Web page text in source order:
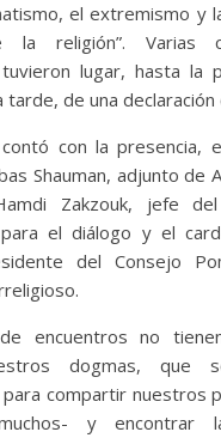
el extremismo y
la religión”. Varias
lugar, hasta la
tarde, de una declaración
con la presencia,
Shauman, adjunto de
Zakzouk, jefe
el diálogo y el
del Consejo
encuentros no
dogmas, que
para compartir nuestros
y encontrar